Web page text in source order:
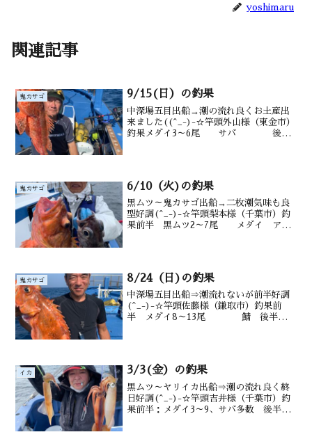
yoshimaru
関連記事
鬼カサゴ 9/15(日）の釣果
中深場五目出船→潮の流れ良くお土産出
来ました((^_-)-☆竿頭外山様（東金市）
釣果メダイ3～6尾 サバ 後
鬼カサゴ 6/10（火)の釣果
黒ムツ～鬼カサゴ出船→二枚潮気味も良
型好調(^_-)-☆竿頭梨本様（千葉市）釣
果前半 黒ムツ2～7尾 メダイ ア
鬼カサゴ 8/24（日)の釣果
中深場五目出船⇒潮流れないが前半好調
(^_-)-☆竿頭佐藤様（鎌取市）釣果前
半 メダイ8～13尾 鯖 後半
イカ 3/3(金）の釣果
黒ムツ～ヤリイカ出船⇒潮の流れ良く終
日好調(^_-)-☆竿頭吉井様（千葉市）釣
果前半：メダイ3～9、サバ多数 後半：